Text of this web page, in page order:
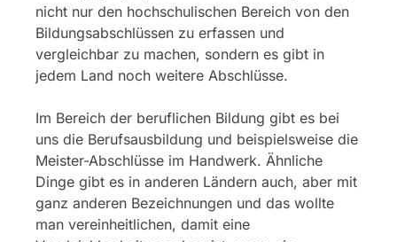
nicht nur den hochschulischen Bereich von den
Bildungsabschlüssen zu erfassen und
vergleichbar zu machen, sondern es gibt in
jedem Land noch weitere Abschlüsse.
Im Bereich der beruflichen Bildung gibt es bei
uns die Berufsausbildung und beispielsweise die
Meister-Abschlüsse im Handwerk. Ähnliche
Dinge gibt es in anderen Ländern auch, aber mit
ganz anderen Bezeichnungen und das wollte
man vereinheitlichen, damit eine